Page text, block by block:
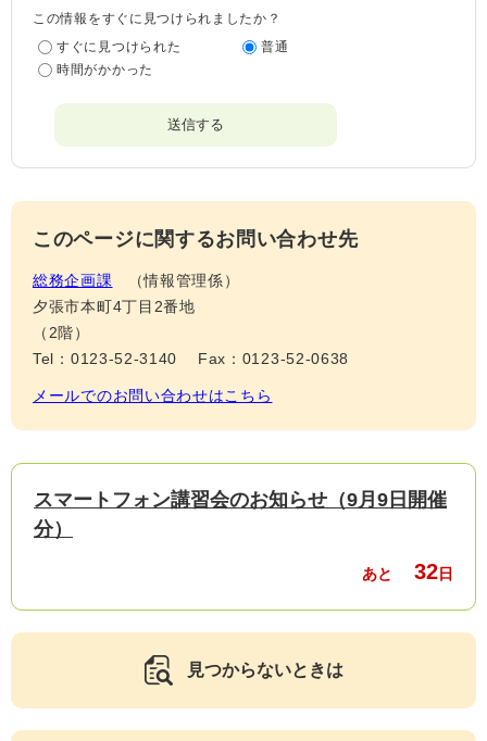
この情報をすぐに見つけられましたか？
すぐに見つけられた
普通
時間がかかった
このページに関するお問い合わせ先
総務企画課
情報管理係
夕張市本町4丁目2番地
（2階）
Tel：0123-52-3140
Fax：0123-52-0638
メールでのお問い合わせはこちら
スマートフォン講習会のお知らせ（9月9日開催
分）
あと 32日
見つからないときは